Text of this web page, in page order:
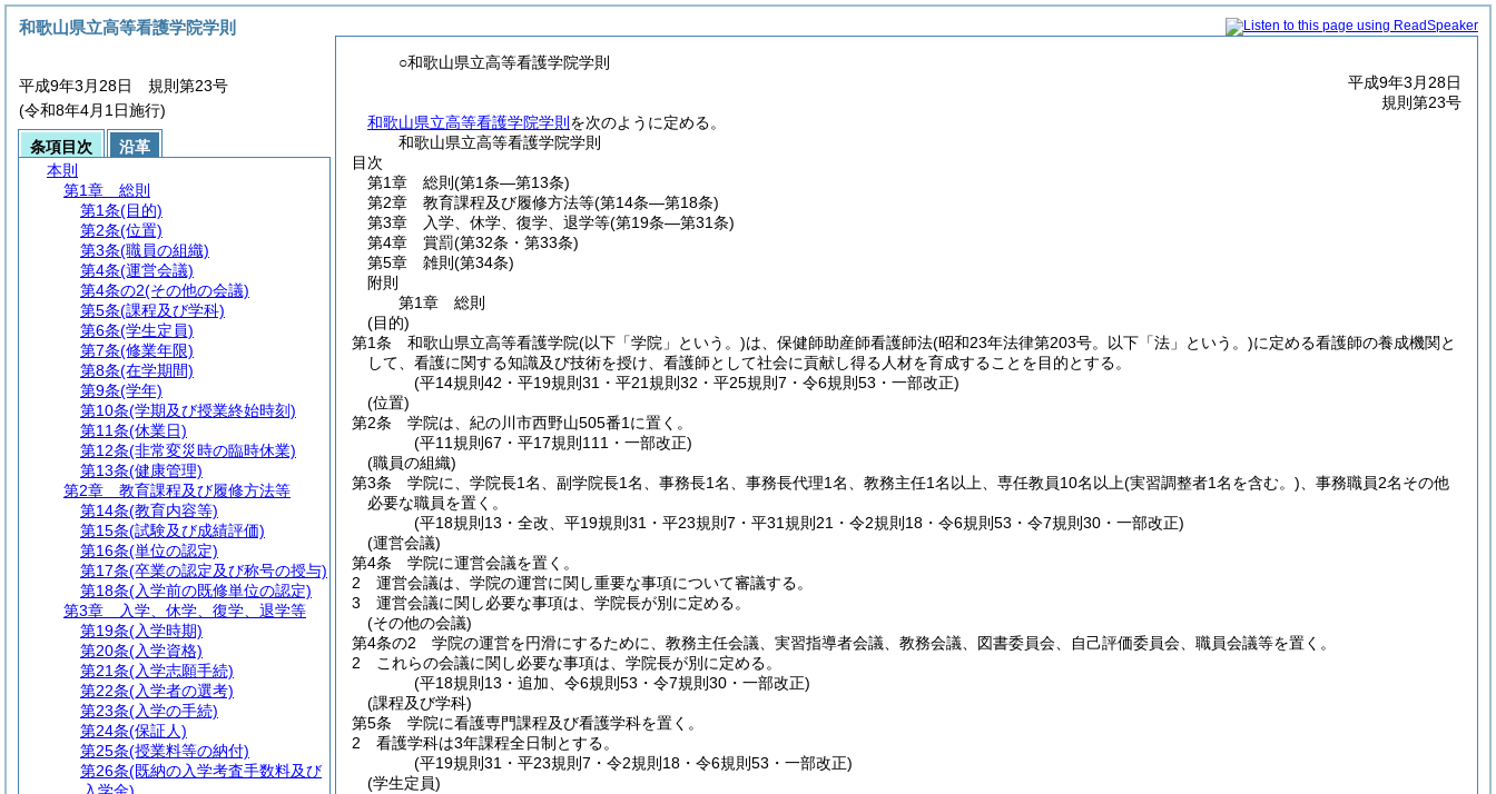
○和歌山県立高等看護学院学則
平成9年3月28日
規則第23号
和歌山県立高等看護学院学則 を次のように定める。
和歌山県立高等看護学院学則
目次
第1章
総則 (第1条―第13条)
第2章
教育課程及び履修方法等(第14条―第18条)
第3章
入学、休学、復学、退学等(第19条―第31条)
第4章
賞罰(第32条・第33条)
第5章
雑則 (第34条)
附則
第1章
総則
(目的)
第1条
和歌山県立高等看護学院(以下「学院」という。)は、保健師助産師看護師法(昭和23年法律第203号。以下「法」という。)に定める看護師の養成機関と
して、看護に関する知識及び技術を授け、看護師として社会に貢献し得る人材を育成することを目的とする。
(平14規則42・平19規則31・平21規則32・平25規則7・令6規則53・一部改正)
(位置)
第2条
学院は、紀の川市西野山505番1に置く。
(平11規則67・平17規則111・一部改正)
(職員の組織)
第3条
学院に、学院長1名、副学院長1名、事務長1名、事務長代理1名、教務主任1名以上、専任教員10名以上(実習調整者1名を含む。) 、事務職員2名その他
必要な職員を置く。
(平18規則13・全改、平19規則31・平23規則7・平31規則21・令2規則18・令6規則53・令7規則30・一部改正)
(運営会議)
第4条
学院に運営会議を置く。
2
運営会議は、学院の運営に関し重要な事項について審議する。
3
運営会議に関し必要な事項は、学院長が別に定める。
(その他の会議)
第4条の2
学院の運営を円滑にするために、教務主任会議、実習指導者会議、教務会議、図書委員会、自己評価委員会、職員会議等を置く。
2
これらの会議に関し必要な事項は、学院長が別に定める。
(平18規則13・追加、令6規則53・令7規則30・一部改正)
(課程及び学科)
第5条
学院に看護専門課程及び看護学科を置く。
2
看護学科は3年課程全日制とする。
(平19規則31・平23規則7・令2規則18・令6規則53・一部改正)
(学生定員)
和歌山県立高等看護学院学則
平成9年3月28日 規則第23号
(令和8年4月1日施行)
条項目次
沿革
本則
第1章
総則
第1条(目的)
第2条(位置)
第3条(職員の組織)
第4条(運営会議)
第4条の2(その他の会議)
第5条(課程及び学科)
第6条(学生定員)
第7条(修業年限)
第8条(在学期間)
第9条(学年)
第10条(学期及び授業終始時刻)
第11条(休業日)
第12条(非常変災時の臨時休業)
第13条(健康管理)
第2章
教育課程及び履修方法等
第14条(教育内容等)
第15条(試験及び成績評価)
第16条(単位の認定)
第17条(卒業の認定及び称号の授与)
第18条(入学前の既修単位の認定)
第3章
入学、休学、復学、退学等
第19条(入学時期)
第20条(入学資格)
第21条(入学志願手続)
第22条(入学者の選考)
第23条(入学の手続)
第24条(保証人)
第25条(授業料等の納付)
第26条(既納の入学考査手数料及び